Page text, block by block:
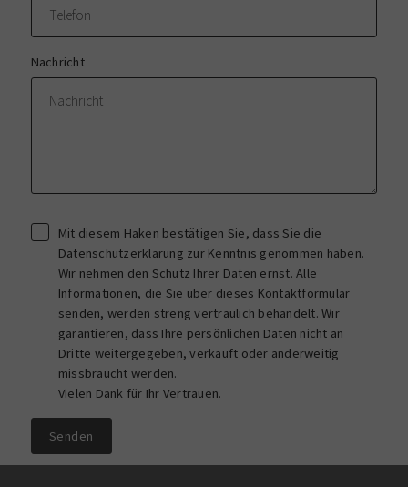
Nachricht
Mit diesem Haken bestätigen Sie, dass Sie die
Datenschutzerklärung zur Kenntnis genommen haben.
Wir nehmen den Schutz Ihrer Daten ernst. Alle
Informationen, die Sie über dieses Kontaktformular
senden, werden streng vertraulich behandelt. Wir
garantieren, dass Ihre persönlichen Daten nicht an
Dritte weitergegeben, verkauft oder anderweitig
missbraucht werden.
Vielen Dank für Ihr Vertrauen.
Senden